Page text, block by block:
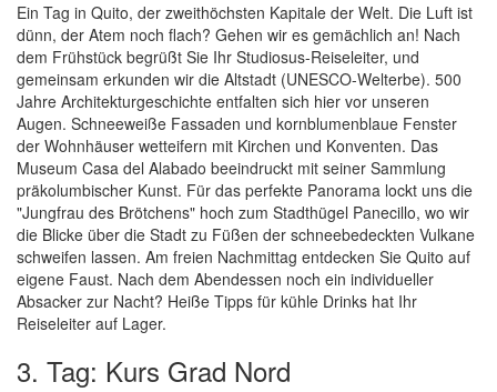
Ein Tag in Quito, der zweithöchsten Kapitale der Welt. Die Luft ist
dünn, der Atem noch flach? Gehen wir es gemächlich an! Nach
dem Frühstück begrüßt Sie Ihr Studiosus-Reiseleiter, und
gemeinsam erkunden wir die Altstadt (UNESCO-Welterbe). 500
Jahre Architekturgeschichte entfalten sich hier vor unseren
Augen. Schneeweiße Fassaden und kornblumenblaue Fenster
der Wohnhäuser wetteifern mit Kirchen und Konventen. Das
Museum Casa del Alabado beeindruckt mit seiner Sammlung
präkolumbischer Kunst. Für das perfekte Panorama lockt uns die
"Jungfrau des Brötchens" hoch zum Stadthügel Panecillo, wo wir
die Blicke über die Stadt zu Füßen der schneebedeckten Vulkane
schweifen lassen. Am freien Nachmittag entdecken Sie Quito auf
eigene Faust. Nach dem Abendessen noch ein individueller
Absacker zur Nacht? Heiße Tipps für kühle Drinks hat Ihr
Reiseleiter auf Lager.
3. Tag: Kurs Grad Nord